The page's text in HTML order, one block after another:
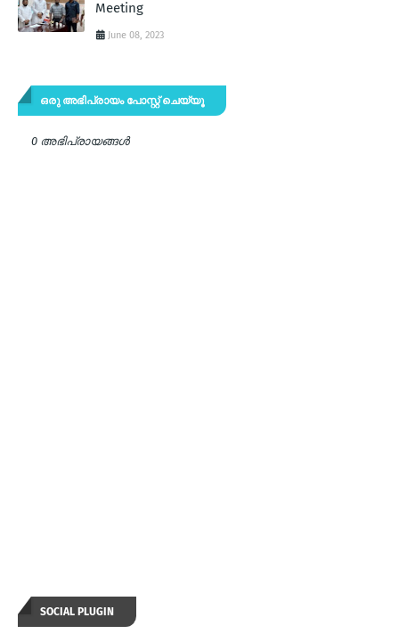
Meeting
June 08, 2023
ഒരു അഭിപ്രായം പോസ്റ്റ് ചെയ്യൂ
0 അഭിപ്രായങ്ങള്‍
SOCIAL PLUGIN